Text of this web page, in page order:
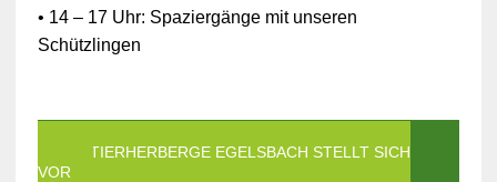
• 14 – 17 Uhr: Spaziergänge mit unseren
Schützlingen
DIE TIERHERBERGE EGELSBACH STELLT SICH
VOR